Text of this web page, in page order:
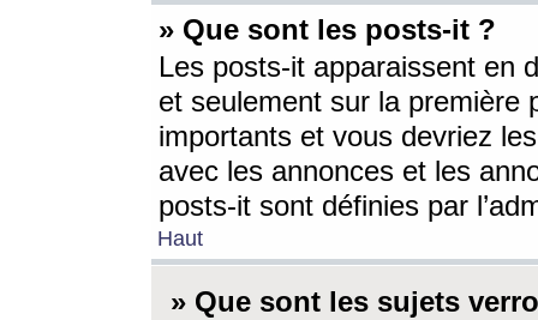
» Que sont les posts-it ?
Les posts-it apparaissent en
et seulement sur la première
importants et vous devriez
avec les annonces et les
posts-it sont définies par
Haut
» Que sont les sujets